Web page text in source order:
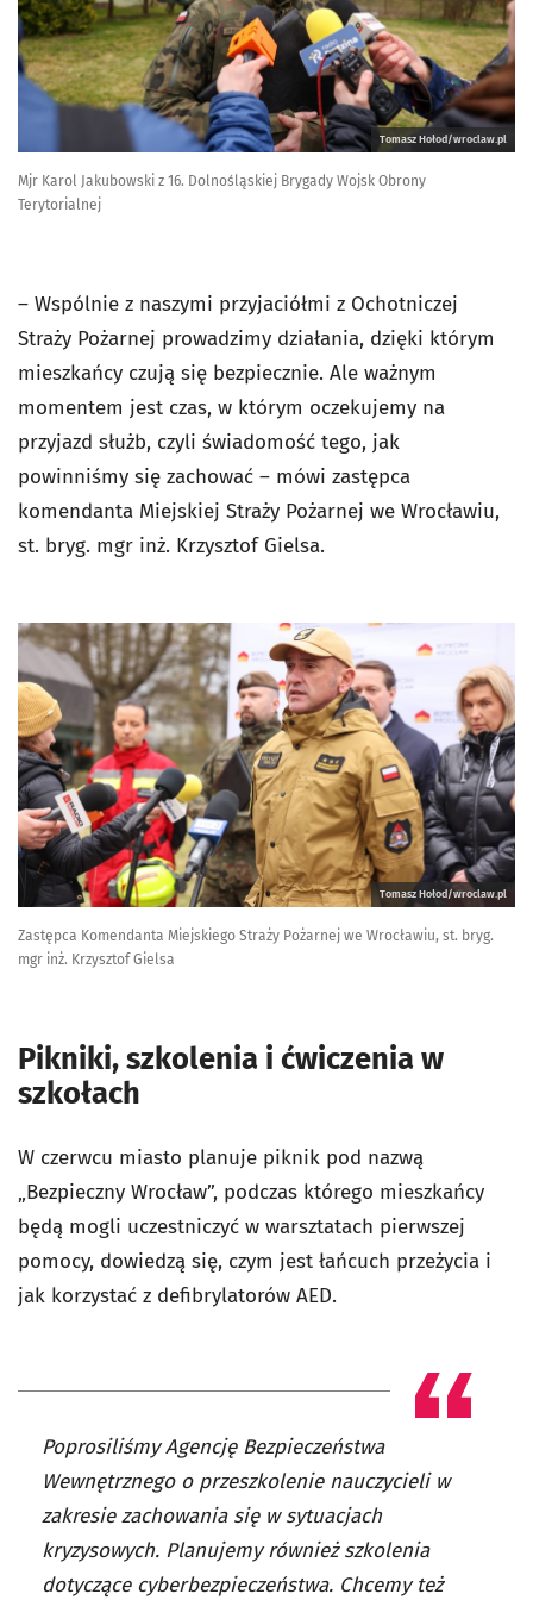
Tomasz Hołod/wroclaw.pl
Mjr Karol Jakubowski z 16. Dolnośląskiej Brygady Wojsk Obrony
Terytorialnej
– Wspólnie z naszymi przyjaciółmi z Ochotniczej
Straży Pożarnej prowadzimy działania, dzięki którym
mieszkańcy czują się bezpiecznie. Ale ważnym
momentem jest czas, w którym oczekujemy na
przyjazd służb, czyli świadomość tego, jak
powinniśmy się zachować – mówi zastępca
komendanta Miejskiej Straży Pożarnej we Wrocławiu,
st. bryg. mgr inż. Krzysztof Gielsa.
Tomasz Hołod/wroclaw.pl
Zastępca Komendanta Miejskiego Straży Pożarnej we Wrocławiu, st. bryg.
mgr inż. Krzysztof Gielsa
Pikniki, szkolenia i ćwiczenia w
szkołach
W czerwcu miasto planuje piknik pod nazwą
„Bezpieczny Wrocław”, podczas którego mieszkańcy
będą mogli uczestniczyć w warsztatach pierwszej
pomocy, dowiedzą się, czym jest łańcuch przeżycia i
jak korzystać z defibrylatorów AED.
Poprosiliśmy Agencję Bezpieczeństwa
Wewnętrznego o przeszkolenie nauczycieli w
zakresie zachowania się w sytuacjach
kryzysowych. Planujemy również szkolenia
dotyczące cyberbezpieczeństwa. Chcemy też